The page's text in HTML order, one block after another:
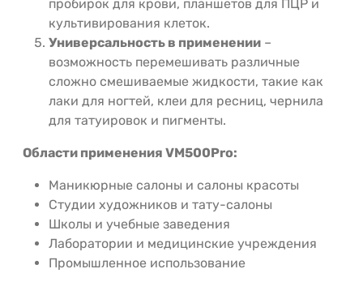
пробирок для крови, планшетов для ПЦР и
культивирования клеток.
Универсальность в применении –
возможность перемешивать различные
сложно смешиваемые жидкости, такие как
лаки для ногтей, клеи для ресниц, чернила
для татуировок и пигменты.
Области применения VM500Pro:
Маникюрные салоны и салоны красоты
Студии художников и тату-салоны
Школы и учебные заведения
Лаборатории и медицинские учреждения
Промышленное использование